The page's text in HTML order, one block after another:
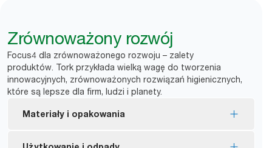
Zrównoważony rozwój
Focus4 dla zrównoważonego rozwoju – zalety
produktów. Tork przykłada wielką wagę do tworzenia
innowacyjnych, zrównoważonych rozwiązań higienicznych,
które są lepsze dla firm, ludzi i planety.
Materiały i opakowania
Wkłady z certyfikatem EU Ecolabel – mniejszy